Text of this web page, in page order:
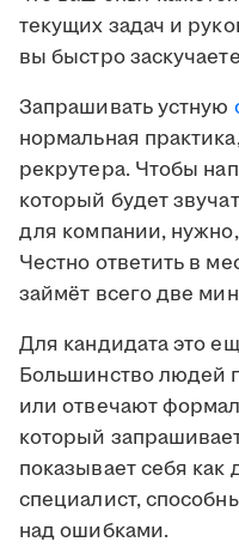
текущих задач и
вы быстро
Запрашивать устную
нормальная
рекрутера. Чтобы
который будет
для компании,
Честно ответить в
займёт всего две
Для кандидата это
Большинство людей
или отвечают
который
показывает себя
специалист,
над ошибками.